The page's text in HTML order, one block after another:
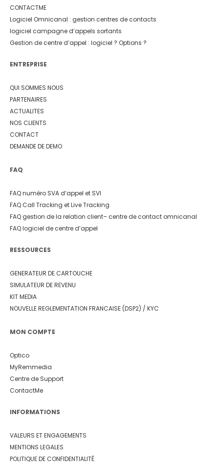
CONTACTME
Logiciel Omnicanal : gestion centres de contacts
logiciel campagne d’appels sortants
Gestion de centre d’appel : logiciel ? Options ?
ENTREPRISE
QUI SOMMES NOUS
PARTENAIRES
ACTUALITES
NOS CLIENTS
CONTACT
DEMANDE DE DEMO
FAQ
FAQ numéro SVA d’appel et SVI
FAQ Call Tracking et Live Tracking
FAQ gestion de la relation client– centre de contact omnicanal
FAQ logiciel de centre d’appel
RESSOURCES
GENERATEUR DE CARTOUCHE
SIMULATEUR DE REVENU
KIT MEDIA
NOUVELLE REGLEMENTATION FRANCAISE (DSP2) / KYC
MON COMPTE
Optico
MyRemmedia
Centre de Support
ContactMe
INFORMATIONS
VALEURS ET ENGAGEMENTS
MENTIONS LEGALES
POLITIQUE DE CONFIDENTIALITÉ